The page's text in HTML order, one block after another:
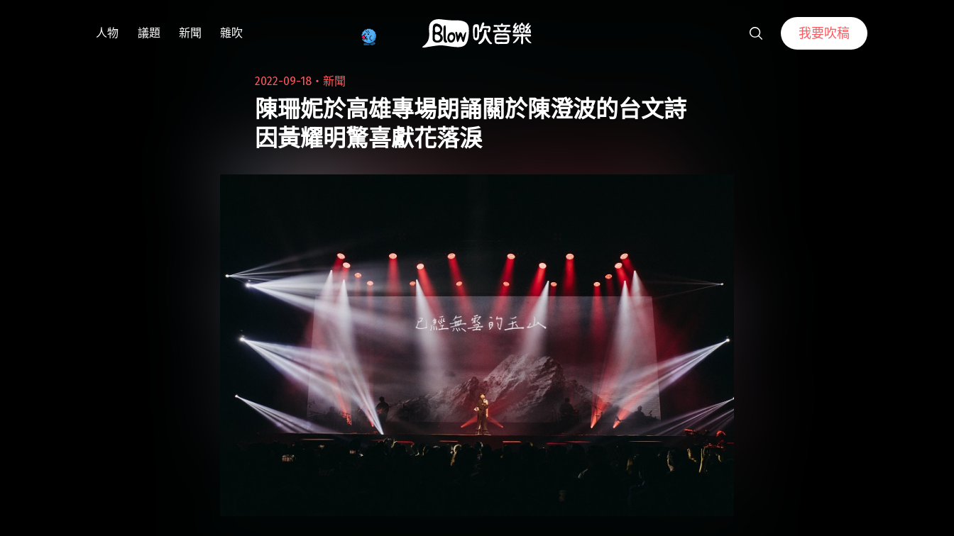
人物 議題 新聞 雜吹 我要吹稿
2022-09-18・新聞
陳珊妮於高雄專場朗誦關於陳澄波的台文詩
因黃耀明驚喜獻花落淚